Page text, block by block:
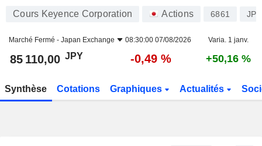
Cours Keyence Corporation Actions 6861
Marché Fermé - Japan Exchange 08:30:00 07/08/2026 Varia. 1 janv.
85 110,00 JPY -0,49 % +50,16 %
Synthèse Cotations Graphiques Actualités